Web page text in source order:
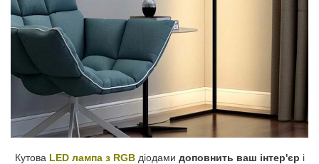
Кутова LED лампа з RGB діодами доповнить ваш інтер'єр і